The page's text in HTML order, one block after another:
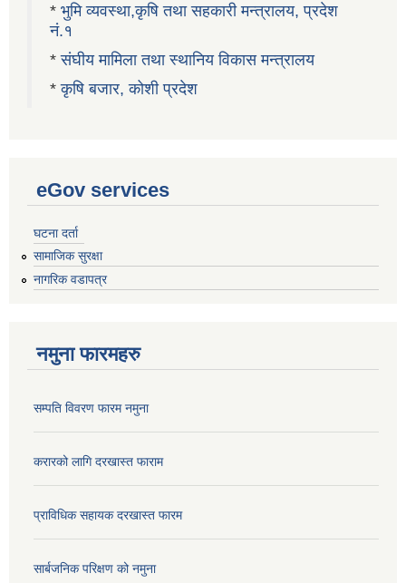
* भुमि व्यवस्था,कृषि तथा सहकारी मन्त्रालय, प्रदेश
नं.१
*संघीय मामिला तथा स्थानिय विकास मन्त्रालय
*कृषि बजार, कोशी प्रदेश
eGov services
घटना दर्ता
सामाजिक सुरक्षा
नागरिक वडापत्र
नमुना फारमहरु
सम्पति विवरण फारम नमुना
करारको लागि दरखास्त फाराम
प्राविधिक सहायक दरखास्त फारम
सार्बजनिक परिक्षण को नमुना